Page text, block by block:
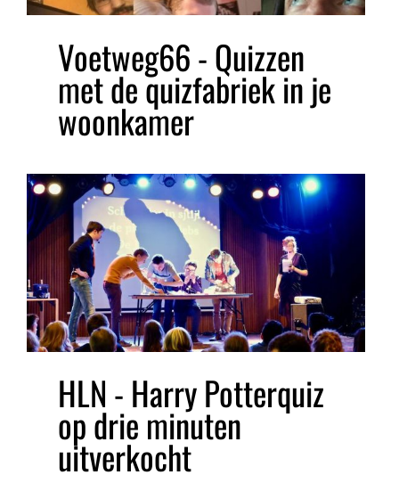
Voetweg66 - Quizzen
met de quizfabriek in je
woonkamer
HLN - Harry Potterquiz
op drie minuten
uitverkocht